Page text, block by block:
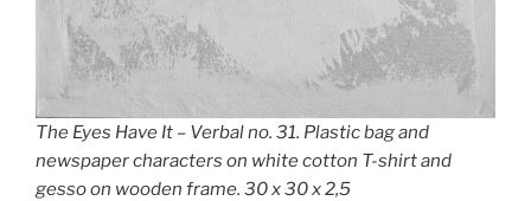
The Eyes Have It – Verbal no. 31. Plastic bag and
newspaper characters on white cotton T-shirt and
gesso on wooden frame. 30 x 30 x 2,5